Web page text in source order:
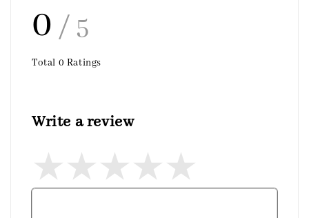
0 / 5
Total 0 Ratings
Write a review